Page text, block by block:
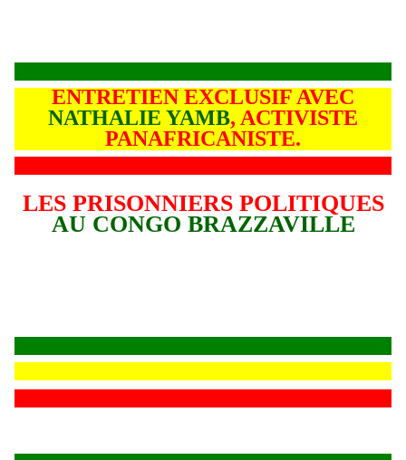
ENTRETIEN EXCLUSIF AVEC
NATHALIE YAMB, ACTIVISTE
PANAFRICANISTE.
LES PRISONNIERS POLITIQUES
AU CONGO BRAZZAVILLE